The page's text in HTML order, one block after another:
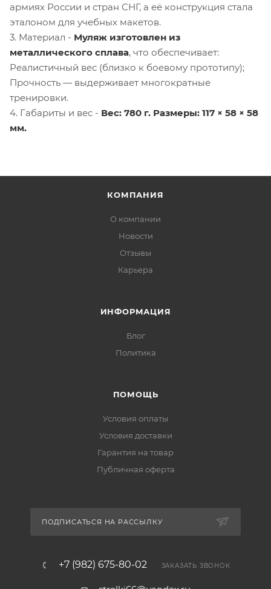
армиях России и стран СНГ, а её конструкция стала
эталоном для учебных макетов.
3. Материал - Муляж изготовлен из
металлического сплава, что обеспечивает:
Реалистичный вес (близко к боевому прототипу);
Прочность — выдерживает многократные
тренировки.
4. Габариты и вес - Вес: 780 г. Размеры: 117 × 58 × 58
мм.
КОМПАНИЯ
О компании
Новости
Отзывы
Карьера
ИНФОРМАЦИЯ
Блог
Политика
ПОМОЩЬ
Условия оплаты
Условия доставки
Гарантия на товар
Публичная оферта
ПОДПИСАТЬСЯ НА РАССЫЛКУ
+7 (982) 675-80-02 ЗАКАЗАТЬ ЗВОНОК